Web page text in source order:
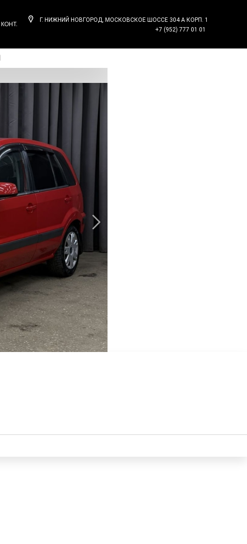
КОНТАКТЫ
Г. НИЖНИЙ НОВГОРОД, МОСКОВСКОЕ ШОССЕ 304 А КОРП. 1
+7 (952) 777 01 01